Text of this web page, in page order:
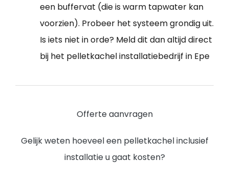
een buffervat (die is warm tapwater kan
voorzien). Probeer het systeem grondig uit.
Is iets niet in orde? Meld dit dan altijd direct
bij het pelletkachel installatiebedrijf in Epe
Offerte aanvragen
Gelijk weten hoeveel een pelletkachel inclusief
installatie u gaat kosten?